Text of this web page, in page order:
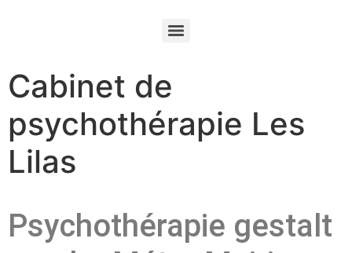
Cabinet de
psychothérapie Les
Lilas
Psychothérapie gestalt